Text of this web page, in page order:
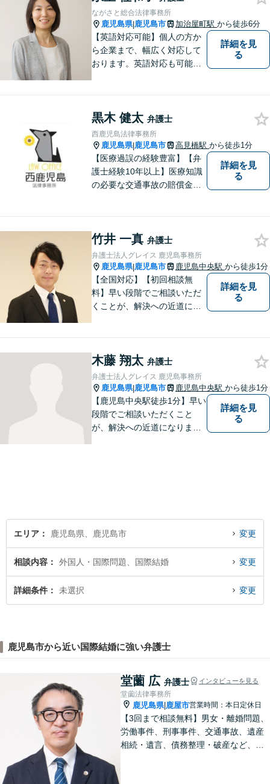
ながさと総合法律事務所
鹿児島県|鹿児島市 加治屋町駅 から徒歩6分
【英語対応可能】個人の方か
ら企業まで、幅広く対応して
おります。英語対応も可能で
詳細を見
る
黒木 健太 弁護士
西鹿児島法律事務所
鹿児島県|鹿児島市 高見橋駅 から徒歩1分
【医療過誤の経験豊富】【弁
護士経験10年以上】医療知識
の必要な交通事故の賠償金請
さい。依頼者様との信頼関係
を大切に解決へ向けて尽力い
たします。【休日・夜間対応
可】
詳細を見
る
竹井 一真 弁護士
弁護士法人グレイス 鹿児島事務所
鹿児島県|鹿児島市 鹿児島中央駅 から徒歩1分
【全国対応】【初回相談無
料】早い段階でご相談いただ
くことが、解決への近道にな
どんなご相談でも、どうぞお
気軽にお声がけください。
【電話・WEB相談も対応可
能】
詳細を見
る
木藤 翔太 弁護士
弁護士法人グレイス 鹿児島事務所
鹿児島県|鹿児島市 鹿児島中央駅 から徒歩1分
【鹿児島中央駅徒歩1分】早い
段階でご相談いただくこと
が、解決への近道になりま
可】
詳細を見
る
エリア 鹿児島県、鹿児島市 変更
相談内容 外国人・国際問題、国際結婚 変更
詳細条件 未選択 変更
鹿児島市から近い国際結婚に強い弁護士
堂薗 広 弁護士 インタビューを見る
堂薗法律事務所
鹿児島県| 鹿屋市営業時間：本日定休日
【3回まで相談無料】男女・離婚問題、
労働事件、刑事事件、交通事故、遺産
相続・遺言、債務整理・破産など、幅